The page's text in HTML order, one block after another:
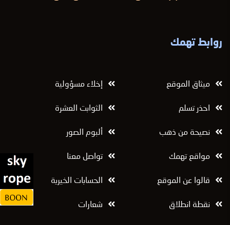
روابط تهمك
ميثاق الموقع إخلاء مسؤولية
احذر تسلم الثوابت العشرة
نصيحة من ذهب ألبوم الصور
مواقع تهمك تواصل معنا
قالوا عن الموقع الحسابات الخيرية
نقطة انطلاق شعارات